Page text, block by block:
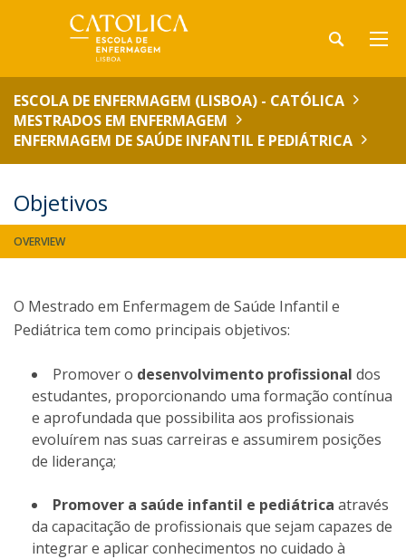
ESCOLA DE ENFERMAGEM (LISBOA) - CATÓLICA
MESTRADOS EM ENFERMAGEM
ENFERMAGEM DE SAÚDE INFANTIL E PEDIÁTRICA
Objetivos
OVERVIEW
O Mestrado em Enfermagem de Saúde Infantil e
Pediátrica tem como principais objetivos:
Promover o desenvolvimento profissional dos
estudantes, proporcionando uma formação contínua
e aprofundada que possibilita aos profissionais
evoluírem nas suas carreiras e assumirem posições
de liderança;
Promover a saúde infantil e pediátrica através
da capacitação de profissionais que sejam capazes de
integrar e aplicar conhecimentos no cuidado à